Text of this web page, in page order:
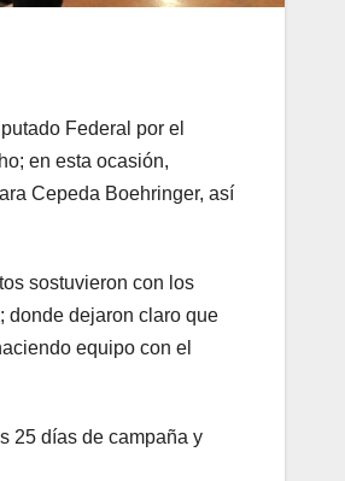
Federal por el
en esta ocasión,
Cepeda Boehringer, así
sostuvieron con los
donde dejaron claro que
equipo con el
25 días de campaña y